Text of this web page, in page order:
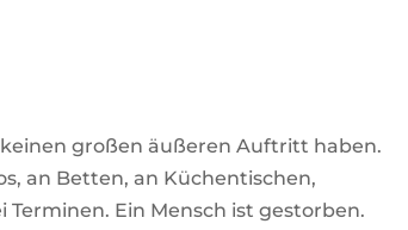
großen äußeren Auftritt haben.
an Betten, an Küchentischen,
Ein Mensch ist gestorben.